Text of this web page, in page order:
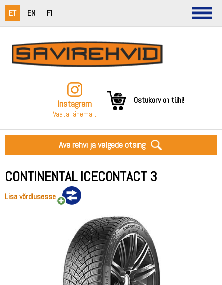
ET EN FI
Instagram
Vaata lähemalt
Ostukorv on tühi!
Ava rehvi ja velgede otsing
CONTINENTAL ICECONTACT 3
Lisa võrdlusesse